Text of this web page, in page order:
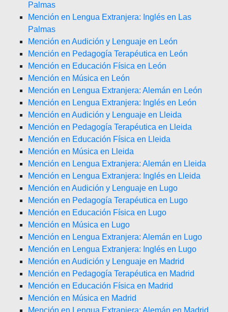
Palmas
Mención en Lengua Extranjera: Inglés en Las
Palmas
Mención en Audición y Lenguaje en León
Mención en Pedagogía Terapéutica en León
Mención en Educación Física en León
Mención en Música en León
Mención en Lengua Extranjera: Alemán en León
Mención en Lengua Extranjera: Inglés en León
Mención en Audición y Lenguaje en Lleida
Mención en Pedagogía Terapéutica en Lleida
Mención en Educación Física en Lleida
Mención en Música en Lleida
Mención en Lengua Extranjera: Alemán en Lleida
Mención en Lengua Extranjera: Inglés en Lleida
Mención en Audición y Lenguaje en Lugo
Mención en Pedagogía Terapéutica en Lugo
Mención en Educación Física en Lugo
Mención en Música en Lugo
Mención en Lengua Extranjera: Alemán en Lugo
Mención en Lengua Extranjera: Inglés en Lugo
Mención en Audición y Lenguaje en Madrid
Mención en Pedagogía Terapéutica en Madrid
Mención en Educación Física en Madrid
Mención en Música en Madrid
Mención en Lengua Extranjera: Alemán en Madrid